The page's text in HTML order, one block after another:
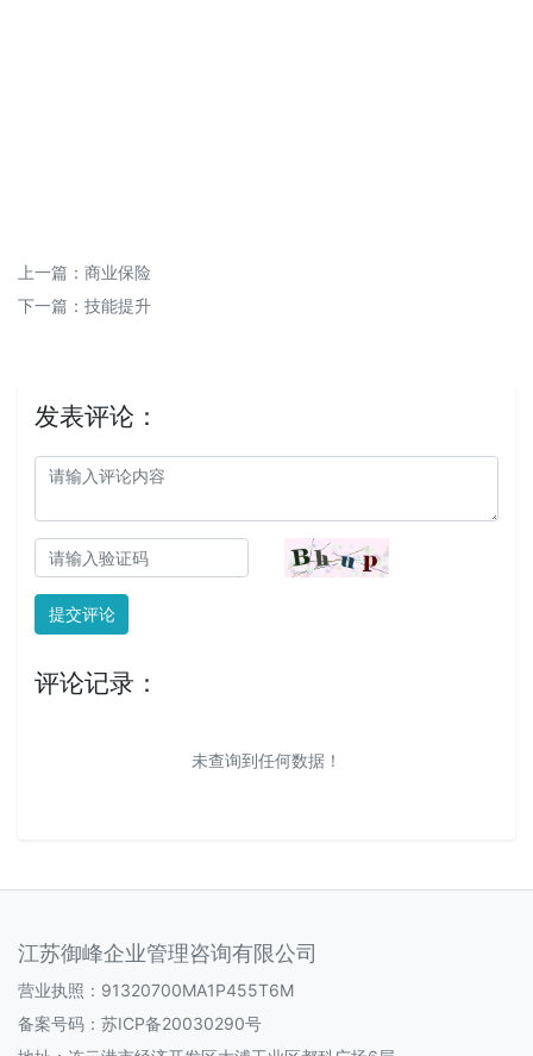
上一篇： 商业保险
下一篇： 技能提升
发表评论：
提交评论
评论记录：
未查询到任何数据！
江苏御峰企业管理咨询有限公司
营业执照：91320700MA1P455T6M
备案号码： 苏ICP备20030290号